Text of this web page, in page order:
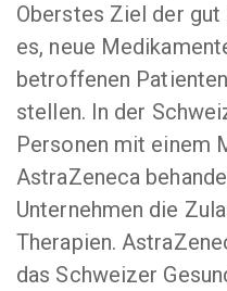
Oberstes Ziel der
es, neue
betroffenen
stellen. In der
Personen mit einem
AstraZeneca
Unternehmen die
Therapien.
das Schweizer